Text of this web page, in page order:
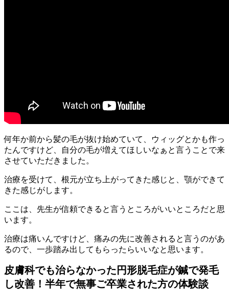
何年か前から髪の毛が抜け始めていて、ウィッグとかも作っ
たんですけど、自分の毛が増えてほしいなぁと言うことで来
させていただきました。
治療を受けて、根元が立ち上がってきた感じと、顎ができて
きた感じがします。
ここは、先生が信頼できると言うところがいいところだと思
います。
治療は痛いんですけど、痛みの先に改善されると言うのがあ
るので、一歩踏み出してもらったらいいなと思います。
皮膚科でも治らなかった円形脱毛症が鍼で発毛
し改善！半年で無事ご卒業された方の体験談